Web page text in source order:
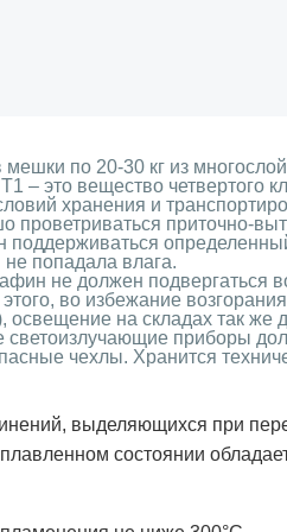
по 20-30 кг из
– это вещество четвертого
хранения и
приточно-
поддерживаться
попадала влага.
не должен подвергаться
во избежание
освещение на складах так же
светоизлучающие приборы
чехлы. Хранится
выделяющихся при
состоянии